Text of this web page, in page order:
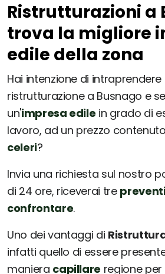
Ristrutturazioni a
trova la migliore
edile della zona
Hai intenzione di intraprendere
ristrutturazione a Busnago e
un'impresa edile in grado di
lavoro, ad un prezzo
celeri?
Invia una richiesta sul nostro
di 24 ore, riceverai tre
confrontare.
Uno dei vantaggi di
infatti quello di essere
maniera capillare regione